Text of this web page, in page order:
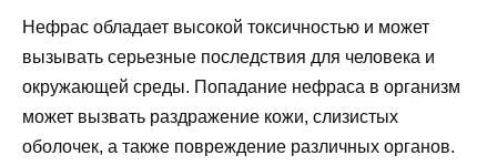
Нефрас обладает высокой токсичностью и может
вызывать серьезные последствия для человека и
окружающей среды. Попадание нефраса в организм
может вызвать раздражение кожи, слизистых
оболочек, а также повреждение различных органов.